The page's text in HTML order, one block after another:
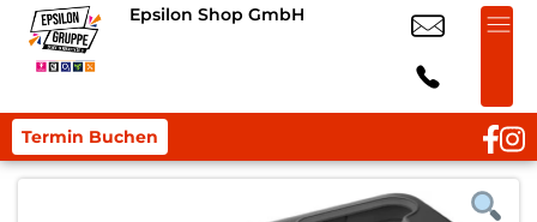
Epsilon Shop GmbH
Termin Buchen